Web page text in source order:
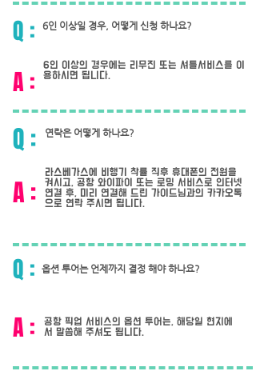
Q : 6인 이상일 경우, 어떻게 신청 하나요?
A :
6인 이상의 경우에는 리무진 또는 셔틀서비스를 이
용하시면 됩니다.
Q : 연락은 어떻게 하나요?
A :
라스베가스에 비행기 착률 직후 휴대폰의 전원을
켜시고, 공항 와이파이 또는 로밍 서비스로 인터넷
연결 후, 미리 연결해 드린 가이드님과의 카카오톡
으로 연락 주시면 됩니다.
Q : 옵션 투어는 언제까지 결정 해야 하나요?
A :
공항 픽업 서비스의 옵션 투어는, 해당일 현지에
서 말씀해 주셔도 됩니다.